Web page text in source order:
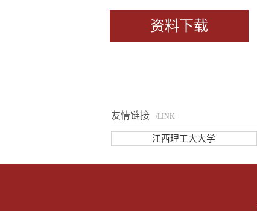
资料下载
友情链接 /LINK
江西理工大大学